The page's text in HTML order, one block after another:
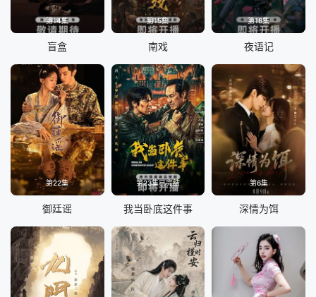
第14集
盲盒
第15集
南戏
第18集
夜语记
第22集
御廷谣
第23集已完结
我当卧底这件事
第6集
深情为饵